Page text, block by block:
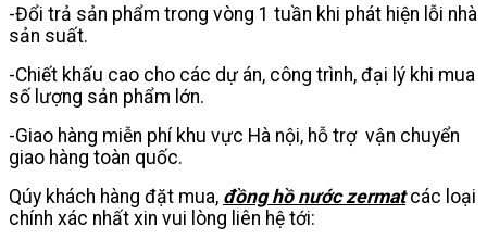
-Đổi trả sản phẩm trong vòng 1 tuần khi phát hiện lỗi nhà
sản suất.
-Chiết khấu cao cho các dự án, công trình, đại lý khi mua
số lượng sản phẩm lớn.
-Giao hàng miễn phí khu vực Hà nội, hỗ trợ vận chuyển
giao hàng toàn quốc.
Qúy khách hàng đặt mua, đồng hồ nước zermat các loại
chính xác nhất xin vui lòng liên hệ tới: